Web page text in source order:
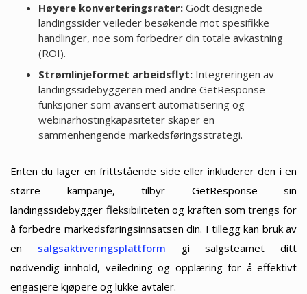
Høyere konverteringsrater:Godt designede
landingssider veileder besøkende mot spesifikke
handlinger, noe som forbedrer din totale avkastning
(ROI).
Strømlinjeformet arbeidsflyt:Integreringen av
landingssidebyggeren med andre GetResponse-
funksjoner som avansert automatisering og
webinarhostingkapasiteter skaper en
sammenhengende markedsføringsstrategi.
Enten du lager en frittstående side eller inkluderer den i en
større kampanje, tilbyr GetResponse sin
landingssidebygger fleksibiliteten og kraften som trengs for
å forbedre markedsføringsinnsatsen din. I tillegg kan bruk av
en salgsaktiveringsplattform gi salgsteamet ditt
nødvendig innhold, veiledning og opplæring for å effektivt
engasjere kjøpere og lukke avtaler.